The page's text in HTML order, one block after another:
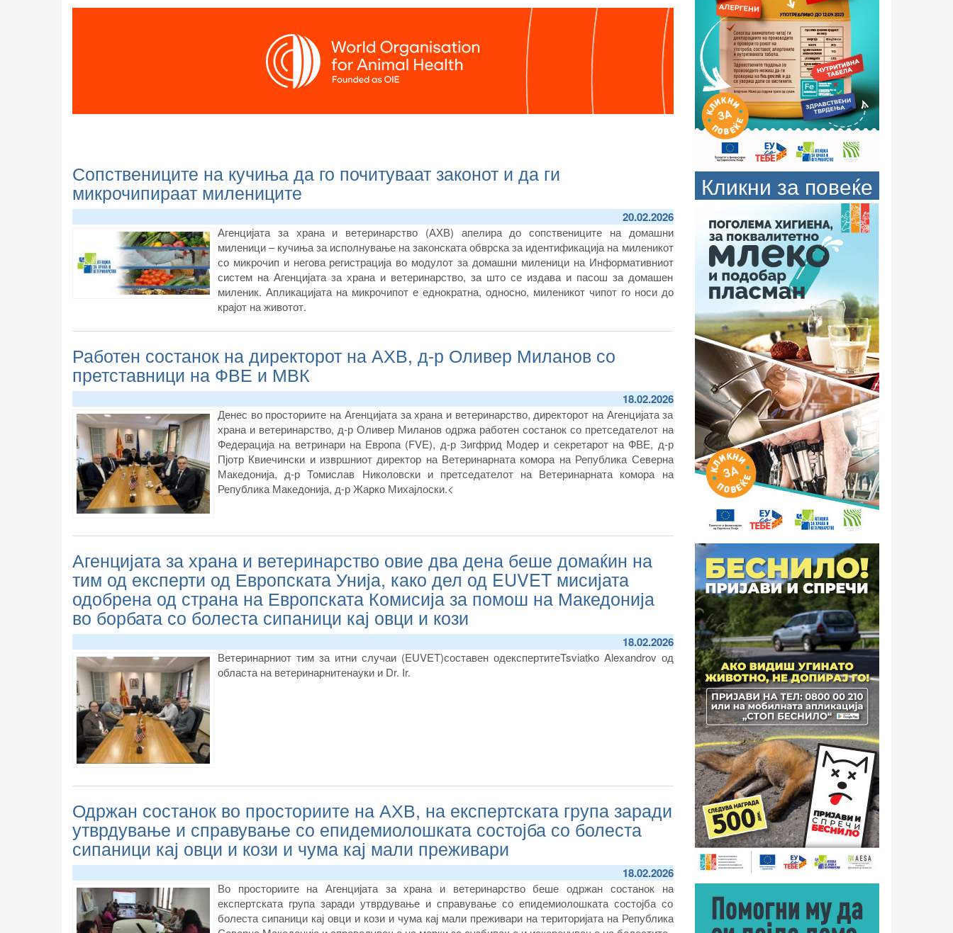
Сопствениците на кучиња да го почитуваат законот и да ги
микрочипираат милениците
20.02.2026
Агенцијата за храна и ветеринарство (АХВ) апелира до сопствениците на домашни
миленици – кучиња за исполнување на законската обврска за идентификација на миленикот
со микрочип и негова регистрација во модулот за домашни миленици на Информативниот
систем на Агенцијата за храна и ветеринарство, за што се издава и пасош за домашен
миленик. Апликацијата на микрочипот е еднократна, односно, миленикот чипот го носи до
крајот на животот.
Работен состанок на директорот на АХВ, д-р Оливер Миланов со
претставници на ФВЕ и МВК
18.02.2026
Денес во просториите на Агенцијата за храна и ветеринарство, директорот на Агенцијата за
храна и ветеринарство, д-р Оливер Миланов одржа работен состанок со претседателот на
Федерација на ветринари на Европа(FVE), д-р Зигфрид Модер и секретарот на ФВЕ, д-р
Пјотр Квиечински и извршниот директор на Ветеринарната комора на Република Северна
Македонија, д-р Томислав Николовски и претседателот на Ветеринарната комора на
Република Македонија, д-р Жарко Михајлоски.<
Агенцијата за храна и ветеринарство овие два дена беше домаќин на
тим од експерти од Европската Унија, како дел од EUVET мисијата
одобрена од страна на Европската Комисија за помош на Македонија
во борбата со болеста сипаници кај овци и кози
18.02.2026
Ветеринарниот тим за итни случаи (EUVET)составен одекспертитеTsviatko Alexandrov од
областа на ветеринарнитенауки и Dr. Ir.
Одржан состанок во просториите на АХВ, на експертската група заради
утврдување и справување со епидемиолошката состојба со болеста
сипаници кај овци и кози и чума кај мали преживари
18.02.2026
Во просториите на Агенцијата за храна и ветеринарство беше одржан состанок на
експертската група заради утврдување и справување со епидемиолошката состојба со
болеста сипаници кај овци и кози и чума кај мали преживари на територијата на Република
Кликни за повеќе